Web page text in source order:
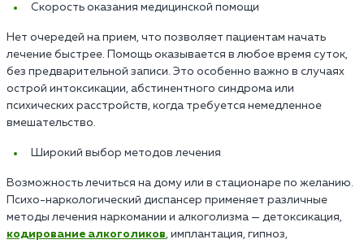
Скорость оказания медицинской помощи
Нет очередей на прием, что позволяет пациентам начать
лечение быстрее. Помощь оказывается в любое время суток,
без предварительной записи. Это особенно важно в случаях
острой интоксикации, абстинентного синдрома или
психических расстройств, когда требуется немедленное
вмешательство.
Широкий выбор методов лечения
Возможность лечиться на дому или в стационаре по желанию.
Психо-наркологический диспансер применяет различные
методы лечения наркомании и алкоголизма — детоксикация,
кодирование алкоголиков , имплантация, гипноз,